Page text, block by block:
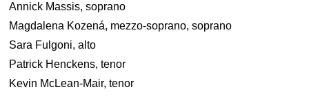
Annick Massis, soprano
Magdalena Kozená, mezzo-soprano, soprano
Sara Fulgoni, alto
Patrick Henckens, tenor
Kevin McLean-Mair, tenor